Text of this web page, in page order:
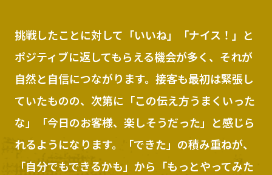
挑戦したことに対して「いいね」「ナイス！」と
ポジティブに返してもらえる機会が多く、それが
自然と自信につながります。接客も最初は緊張し
ていたものの、次第に「この伝え方うまくいった
な」「今日のお客様、楽しそうだった」と感じら
れるようになります。「できた」の積み重ねが、
「自分でもできるかも」から「もっとやってみた